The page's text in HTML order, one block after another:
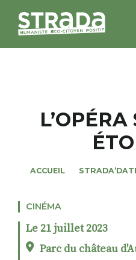
MAGAZINES
ROSÉE DE MAI
L’OPÉRA
ACCUEIL
CINÉMA
Le 21 juillet 2023
Parc du château